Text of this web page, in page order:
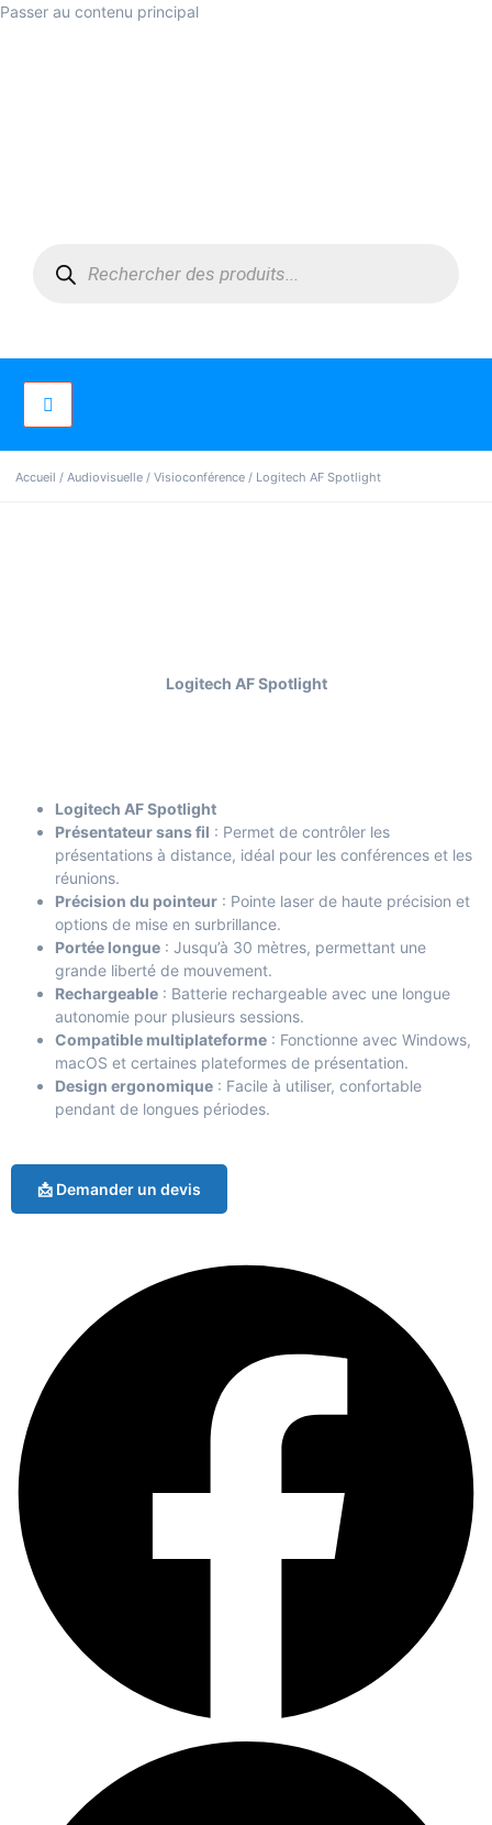
Passer au contenu principal
Accueil / Audiovisuelle / Visioconférence / Logitech AF Spotlight
Logitech AF Spotlight
Logitech AF Spotlight
Présentateur sans fil : Permet de contrôler les
présentations à distance, idéal pour les conférences et les
réunions.
Précision du pointeur : Pointe laser de haute précision et
options de mise en surbrillance.
Portée longue : Jusqu’à 30 mètres, permettant une
grande liberté de mouvement.
Rechargeable : Batterie rechargeable avec une longue
autonomie pour plusieurs sessions.
Compatible multiplateforme : Fonctionne avec Windows,
macOS et certaines plateformes de présentation.
Design ergonomique : Facile à utiliser, confortable
pendant de longues périodes.
📩 Demander un devis